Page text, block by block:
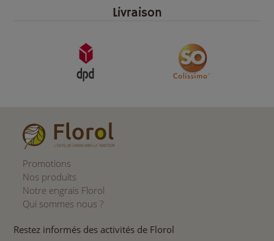
Livraison
Promotions
Nos produits
Notre engrais Florol
Qui sommes nous ?
Restez informés des activités de Florol